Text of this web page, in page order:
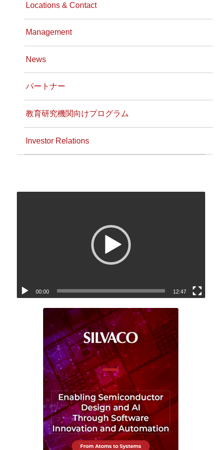
Locations & Contact
Management
News
パートナー
教育研究機関向けプログラム
Investor Relations
00:00 12:47